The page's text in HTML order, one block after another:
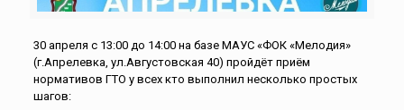
30 апреля с 13:00 до 14:00 на базе МАУС «ФОК «Мелодия»
(г.Апрелевка, ул.Августовская 40) пройдёт приём
нормативов ГТО у всех кто выполнил несколько простых
шагов: